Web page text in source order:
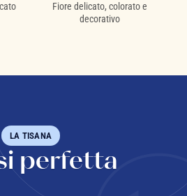
Fiore delicato, colorato e
decorativo
LA TISANA
perfetta